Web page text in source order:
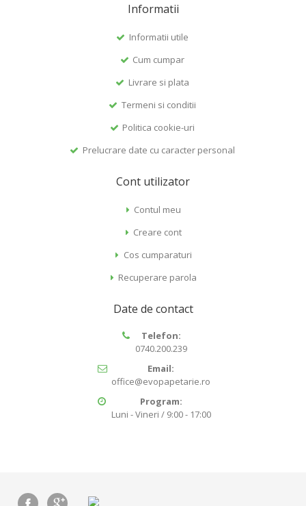
Informatii
Informatii utile
Cum cumpar
Livrare si plata
Termeni si conditii
Politica cookie-uri
Prelucrare date cu caracter personal
Cont utilizator
Contul meu
Creare cont
Cos cumparaturi
Recuperare parola
Date de contact
Telefon:
0740.200.239
Email:
office@evopapetarie.ro
Program:
Luni - Vineri / 9:00 - 17:00